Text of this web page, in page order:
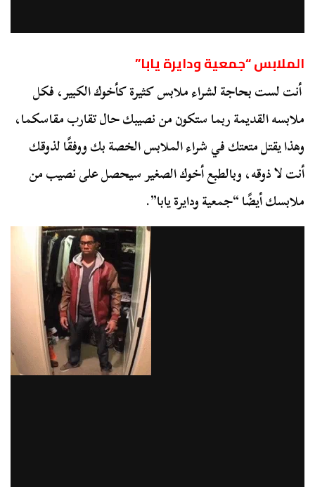
الملابس “جمعية ودايرة يابا”
أنت لست بحاجة لشراء ملابس كثيرة كأخوك الكبير، فكل
ملابسه القديمة ربما ستكون من نصيبك حال تقارب مقاسكما،
وهذا يقتل متعتك في شراء الملابس الخصة بك ووفقًا لذوقك
أنت لا ذوقه، وبالطبع أخوك الصغير سيحصل على نصيب من
ملابسك أيضًا “جمعية ودايرة يابا”.